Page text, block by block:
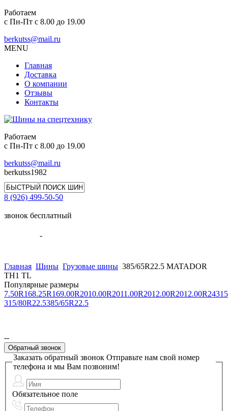
Работаем
с Пн-Пт с 8.00 до 19.00
berkutss@mail.ru
MENU
Главная
Доставка
О компании
Отзывы
Контакты
Работаем
с Пн-Пт с 8.00 до 19.00
berkutss@mail.ru
berkutss1982
8 (926) 499-50-50
звонок бесплатный
-
Главная Шины Грузовые шины 385/65R22.5 MATADOR
TH1 TL
Популярные размеры
7.50R168.25R169.00R2010.00R2011.00R2012.00R2012.00R24
315/80R22.5385/65R22.5
--
Обратный звонок
Заказать обратный звонок Отправьте нам свой номер
телефона и мы Вам позвоним!
Обязательное поле